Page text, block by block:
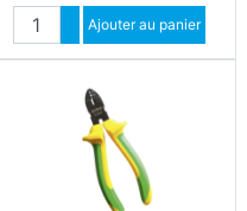
Quantité
Augmenter quantité
Diminuer quantité
Ajouter au panier